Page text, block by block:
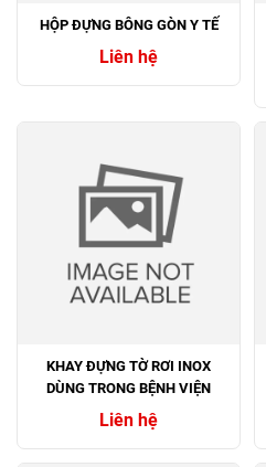
HỘP ĐỰNG BÔNG GÒN Y TẾ
Liên hệ
KHAY ĐỰNG TỜ RƠI INOX
DÙNG TRONG BỆNH VIỆN
Liên hệ